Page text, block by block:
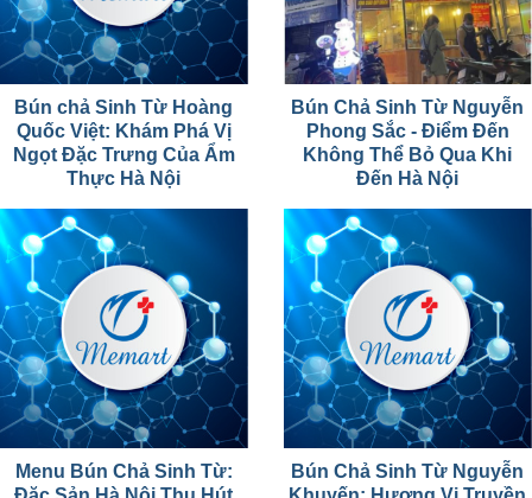
Bún chả Sinh Từ Hoàng
Quốc Việt: Khám Phá Vị
Ngọt Đặc Trưng Của Ẩm
Thực Hà Nội
Bún Chả Sinh Từ Nguyễn
Phong Sắc - Điểm Đến
Không Thể Bỏ Qua Khi
Đến Hà Nội
Menu Bún Chả Sinh Từ:
Bún Chả Sinh Từ Nguyễn